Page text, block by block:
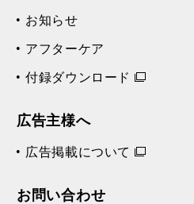
お知らせ
アフターケア
付録ダウンロード
広告主様へ
広告掲載について
お問い合わせ